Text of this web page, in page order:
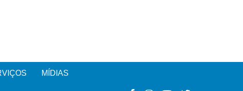
MÍDIAS